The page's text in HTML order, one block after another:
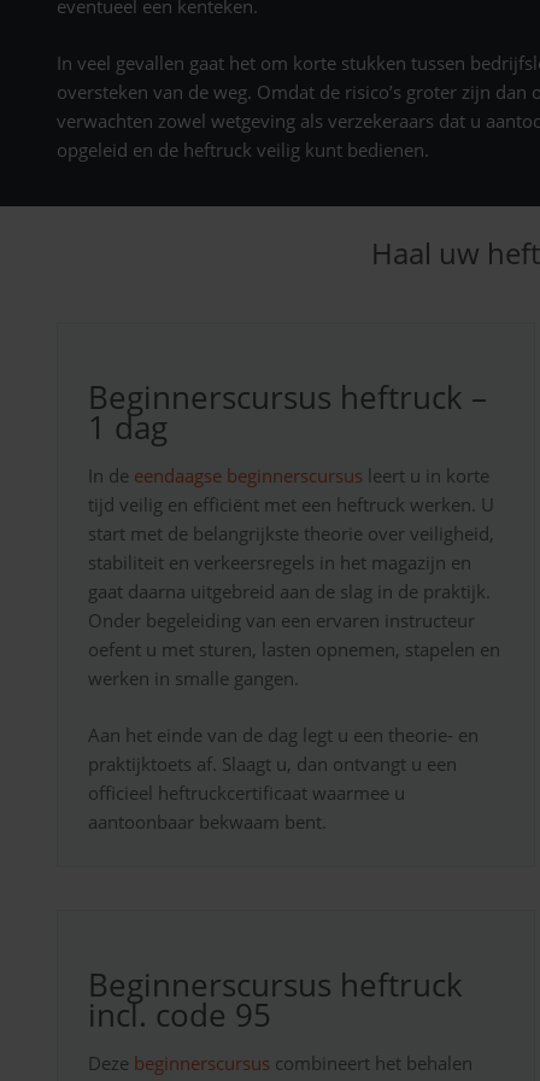
eventueel een kenteken.
In veel gevallen gaat het om korte stukken tussen
oversteken van de weg. Omdat de risico’s groter zijn dan
verwachten zowel wetgeving als verzekeraars dat u
opgeleid en de heftruck veilig kunt bedienen.
Haal uw
Beginnerscursus heftruck –
1 dag
In de eendaagse beginnerscursus leert u in korte
tijd veilig en efficiënt met een heftruck werken. U
start met de belangrijkste theorie over veiligheid,
stabiliteit en verkeersregels in het magazijn en
gaat daarna uitgebreid aan de slag in de praktijk.
Onder begeleiding van een ervaren instructeur
oefent u met sturen, lasten opnemen, stapelen en
werken in smalle gangen.
Aan het einde van de dag legt u een theorie- en
praktijktoets af. Slaagt u, dan ontvangt u een
officieel heftruckcertificaat waarmee u
aantoonbaar bekwaam bent.
Beginnerscursus heftruck
incl. code 95
Deze beginnerscursus combineert het behalen